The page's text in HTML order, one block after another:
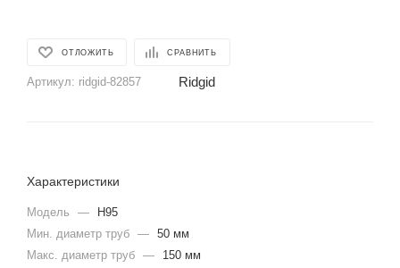
ОТЛОЖИТЬ СРАВНИТЬ
Артикул: ridgid-82857 Ridgid
Характеристики
Модель —
H95
Мин. диаметр труб — 50 мм
Макс. диаметр труб — 150 мм